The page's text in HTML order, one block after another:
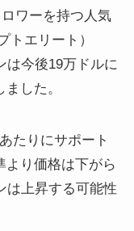
ワーを持つ人気
トエリート）
は今後19万ドルに
した。
たりにサポート
より価格は下がら
は上昇する可能性